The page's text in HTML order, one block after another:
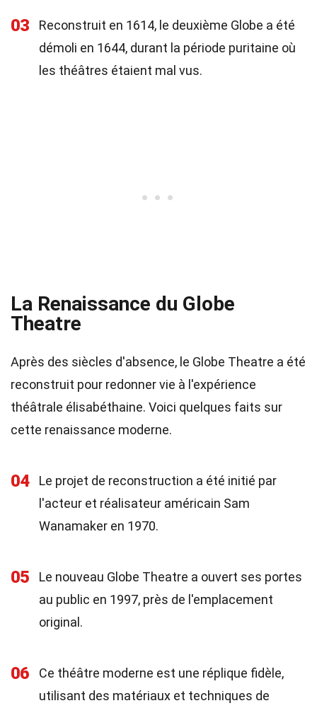
03
Reconstruit en 1614, le deuxième Globe a été
démoli en 1644, durant la période puritaine où
les théâtres étaient mal vus.
La Renaissance du Globe
Theatre
Après des siècles d'absence, le Globe Theatre a été
reconstruit pour redonner vie à l'expérience
théâtrale élisabéthaine. Voici quelques faits sur
cette renaissance moderne.
04
Le projet de reconstruction a été initié par
l'acteur et réalisateur américain Sam
Wanamaker en 1970.
05
Le nouveau Globe Theatre a ouvert ses portes
au public en 1997, près de l'emplacement
original.
06
Ce théâtre moderne est une réplique fidèle,
utilisant des matériaux et techniques de